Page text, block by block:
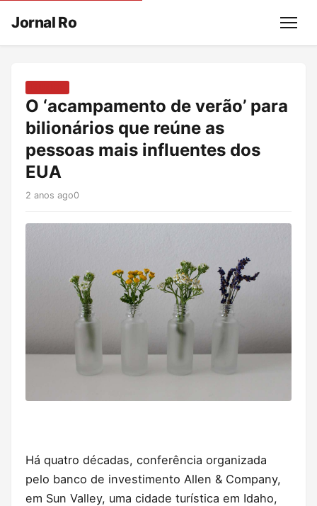
Jornal Ro Menu
O ‘acampamento de verão’ para
bilionários que reúne as
pessoas mais influentes dos
EUA
2 anos ago0
Há quatro décadas, conferência organizada
pelo banco de investimento Allen & Company,
em Sun Valley, uma cidade turística em Idaho,